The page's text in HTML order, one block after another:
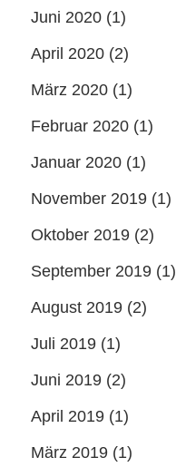
Juni 2020 (1)
April 2020 (2)
März 2020 (1)
Februar 2020 (1)
Januar 2020 (1)
November 2019 (1)
Oktober 2019 (2)
September 2019 (1)
August 2019 (2)
Juli 2019 (1)
Juni 2019 (2)
April 2019 (1)
März 2019 (1)